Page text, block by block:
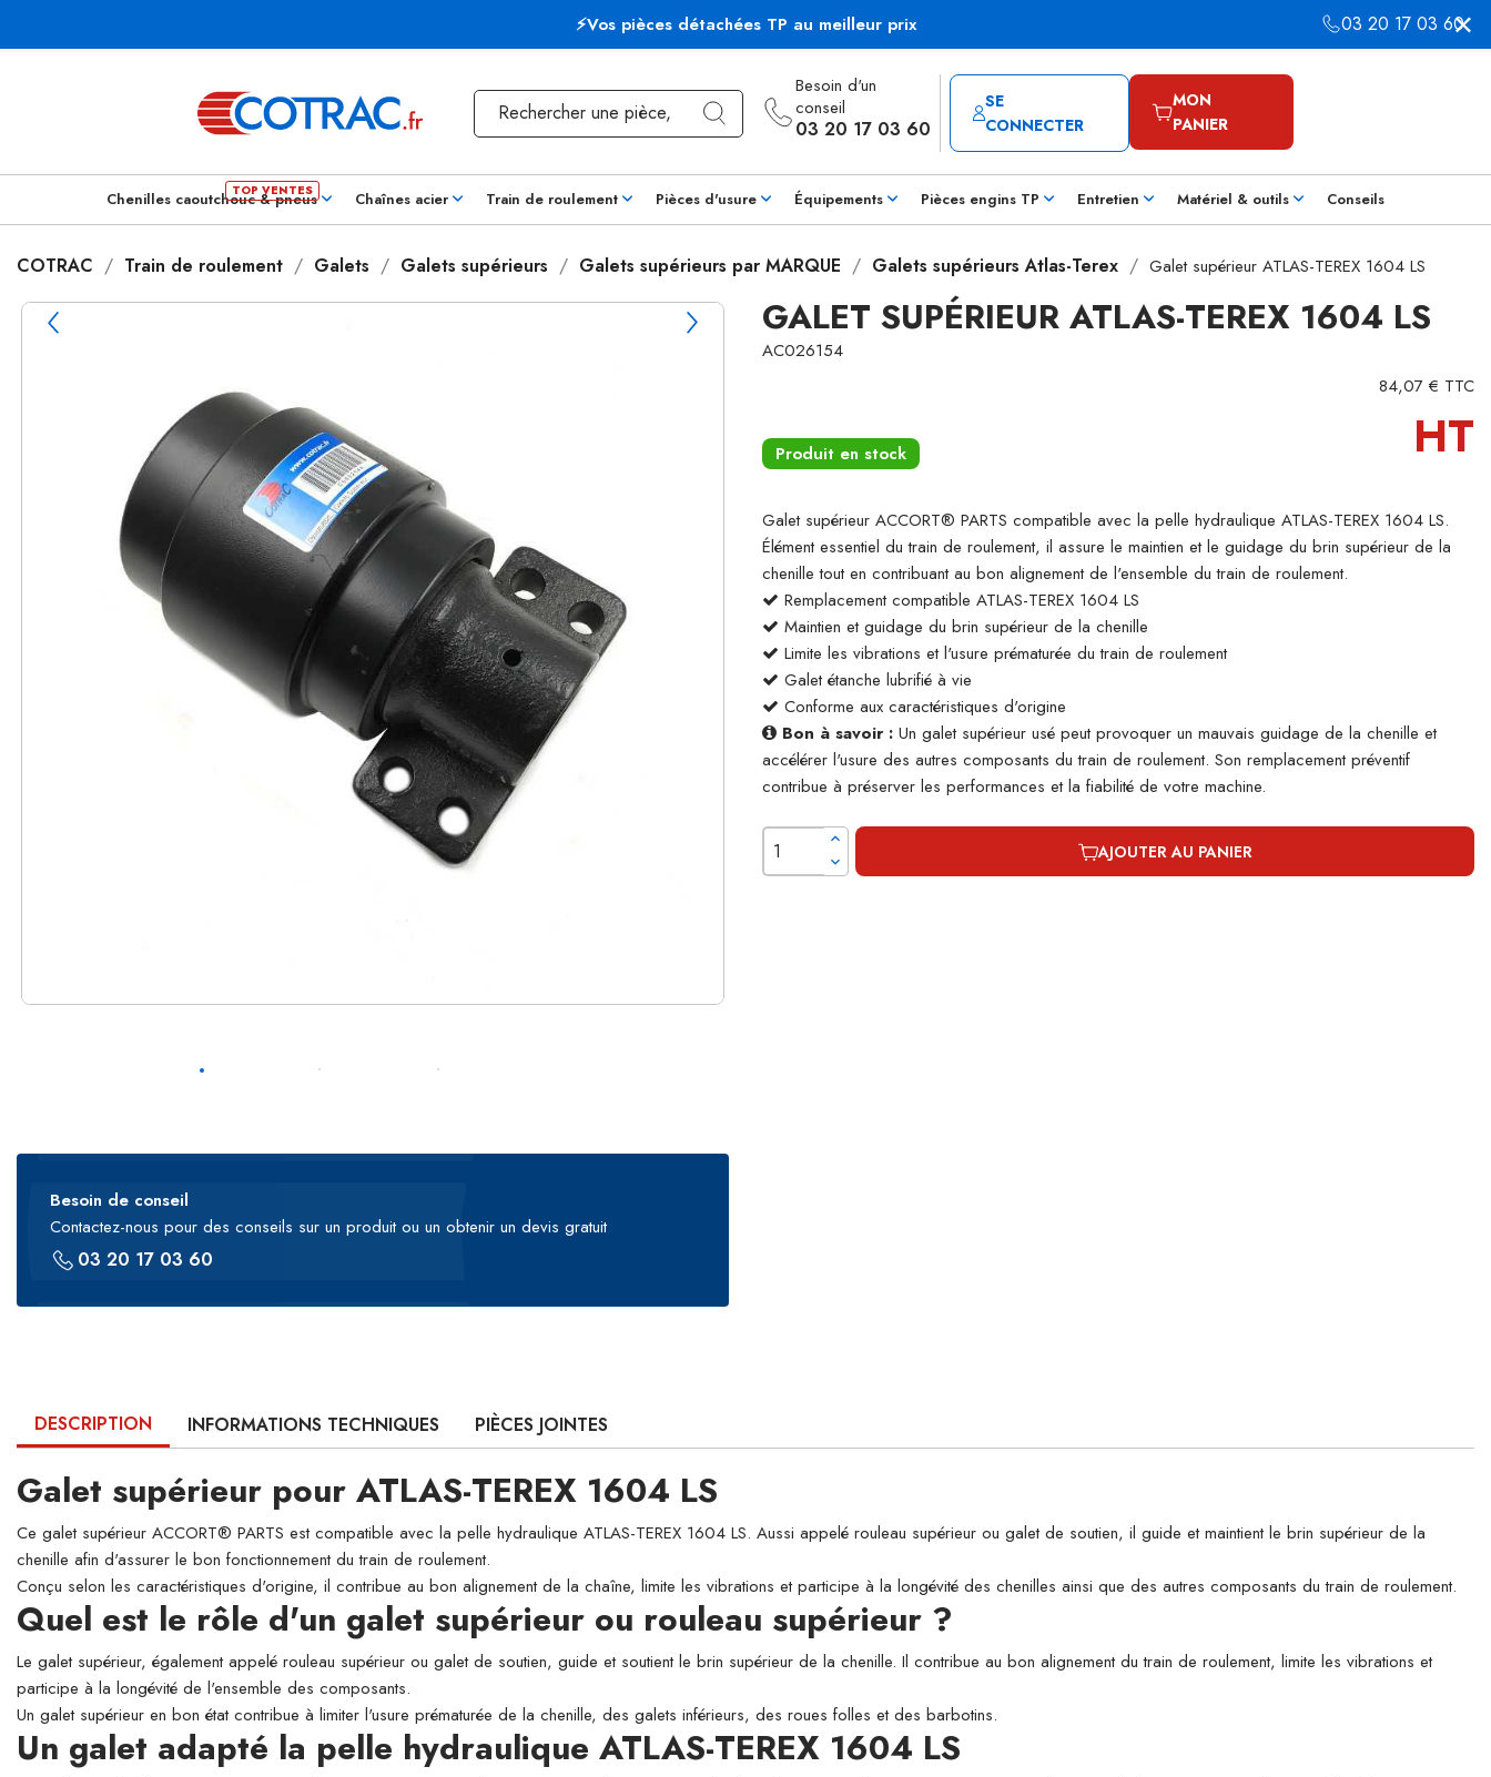
⚡Vos pièces détachées TP au meilleur prix 03 20 17 03 60
Besoin d'un
conseil
03 20 17 03 60
SE
CONNECTER
MON
PANIER
Chenilles caoutchouc & pneus Chaînes acier Train de roulement Pièces d'usure Équipements Pièces engins TP Entretien Matériel & outils Conseils
COTRAC Train de roulement Galets Galets supérieurs Galets supérieurs par MARQUE Galets supérieurs Atlas-Terex Galet supérieur ATLAS-TEREX 1604 LS
Besoin de conseil
Contactez-nous pour des conseils sur un produit ou un obtenir un devis gratuit
03 20 17 03 60
GALET SUPÉRIEUR ATLAS-TEREX 1604 LS
AC026154
84,07 € TTC
Produit en stock HT
Galet supérieur ACCORT® PARTS compatible avec la pelle hydraulique ATLAS-TEREX 1604 LS.
Élément essentiel du train de roulement, il assure le maintien et le guidage du brin supérieur de la
chenille tout en contribuant au bon alignement de l'ensemble du train de roulement.
Remplacement compatible ATLAS-TEREX 1604 LS
Maintien et guidage du brin supérieur de la chenille
Limite les vibrations et l'usure prématurée du train de roulement
Galet étanche lubrifié à vie
Conforme aux caractéristiques d'origine
Bon à savoir : Un galet supérieur usé peut provoquer un mauvais guidage de la chenille et
accélérer l'usure des autres composants du train de roulement. Son remplacement préventif
contribue à préserver les performances et la fiabilité de votre machine.
AJOUTER AU PANIER
DESCRIPTION INFORMATIONS TECHNIQUES PIÈCES JOINTES
Galet supérieur pour ATLAS-TEREX 1604 LS
Ce galet supérieur ACCORT® PARTS est compatible avec la pelle hydraulique ATLAS-TEREX 1604 LS. Aussi appelé rouleau supérieur ou galet de soutien, il guide et maintient le brin supérieur de la
chenille afin d'assurer le bon fonctionnement du train de roulement.
Conçu selon les caractéristiques d'origine, il contribue au bon alignement de la chaîne, limite les vibrations et participe à la longévité des chenilles ainsi que des autres composants du train de roulement.
Quel est le rôle d'un galet supérieur ou rouleau supérieur ?
Le galet supérieur, également appelé rouleau supérieur ou galet de soutien, guide et soutient le brin supérieur de la chenille. Il contribue au bon alignement du train de roulement, limite les vibrations et
participe à la longévité de l'ensemble des composants.
Un galet supérieur en bon état contribue à limiter l'usure prématurée de la chenille, des galets inférieurs, des roues folles et des barbotins.
Un galet adapté la pelle hydraulique ATLAS-TEREX 1604 LS